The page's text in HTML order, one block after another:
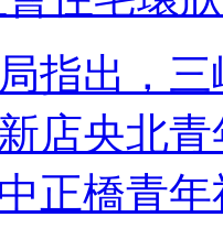
指出，
店央北
正橋青